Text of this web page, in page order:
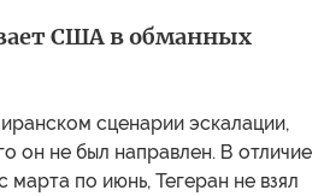
США в обманных
сценарии эскалации,
он не был направлен. В отличие
марта по июнь, Тегеран не взял